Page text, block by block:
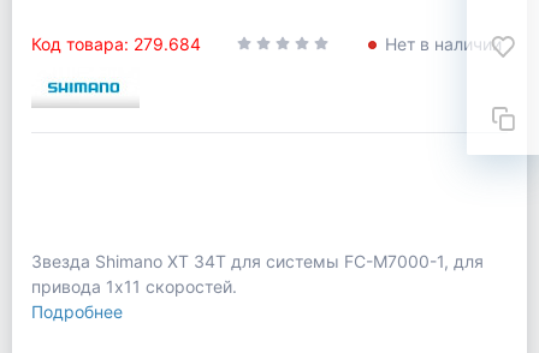
Код товара: 279.684 Нет в наличии
Звезда Shimano XT 34T для системы FC-M7000-1, для
привода 1x11 скоростей.
Подробнее